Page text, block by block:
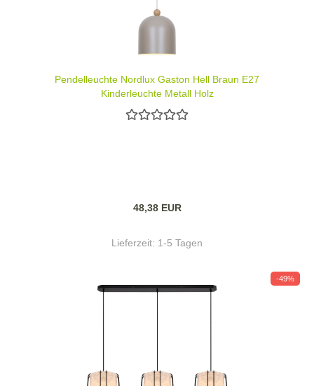
Pendelleuchte Nordlux Gaston Hell Braun E27
Kinderleuchte Metall Holz
48,38 EUR
Lieferzeit: 1-5 Tagen
-49%